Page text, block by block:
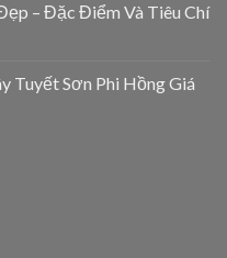
– Đặc Điểm Và Tiêu Chí
Tuyết Sơn Phi Hồng Giá